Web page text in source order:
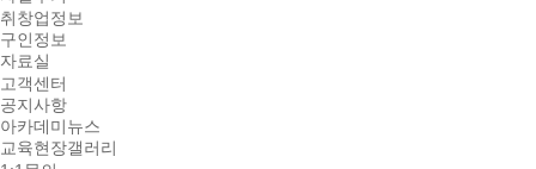
취창업정보
구인정보
자료실
고객센터
공지사항
아카데미뉴스
교육현장갤러리